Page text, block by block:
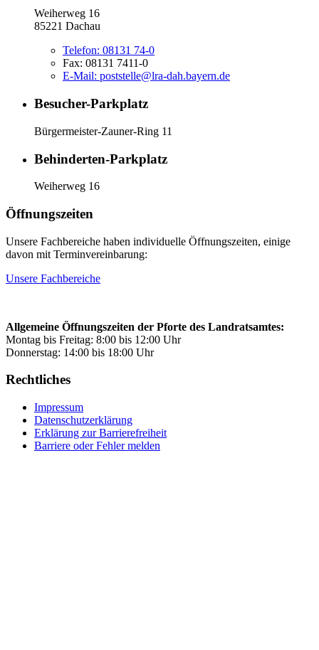
Weiherweg 16
85221 Dachau
Telefon: 08131 74-0
Fax: 08131 7411-0
E-Mail: poststelle@lra-dah.bayern.de
Besucher-Parkplatz
Bürgermeister-Zauner-Ring 11
Behinderten-Parkplatz
Weiherweg 16
Öffnungszeiten
Unsere Fachbereiche haben individuelle Öffnungszeiten, einige
davon mit Terminvereinbarung:
Unsere Fachbereiche
Allgemeine Öffnungszeiten der Pforte des Landratsamtes:
Montag bis Freitag: 8:00 bis 12:00 Uhr
Donnerstag: 14:00 bis 18:00 Uhr
Rechtliches
Impressum
Datenschutzerklärung
Erklärung zur Barrierefreiheit
Barriere oder Fehler melden